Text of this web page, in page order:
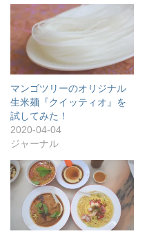
マンゴツリーのオリジナル
生米麺『クイッティオ』を
試してみた！
2020-04-04
ジャーナル